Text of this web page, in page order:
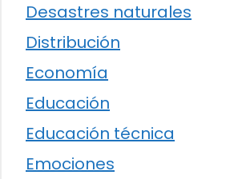
Desastres naturales
Distribución
Economía
Educación
Educación técnica
Emociones